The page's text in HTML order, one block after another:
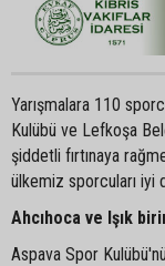
Yarışmalara 110
Kulübü ve Lefkoşa
şiddetli fırtınaya
ülkemiz sporcuları
Ahcıhoca ve Işık
Aspava Spor